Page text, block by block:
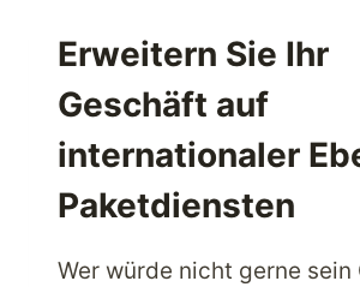
Erweitern Sie Ihr
Geschäft auf
internationaler
Paketdiensten
Wer würde nicht gerne sein